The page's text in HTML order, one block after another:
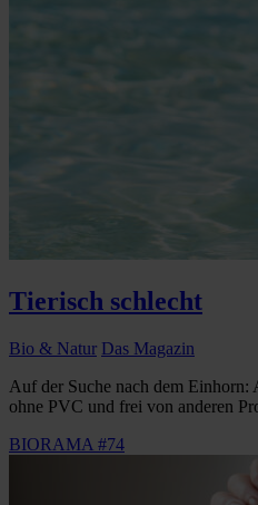
Tierisch schlecht
Bio & Natur Das Magazin
Auf der Suche nach dem Einhorn:
ohne PVC und frei von anderen
BIORAMA #74